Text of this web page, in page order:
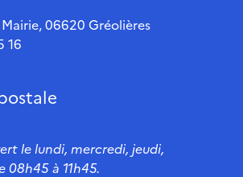
06620 Gréolières
16
le lundi, mercredi, jeudi,
08h45 à 11h45.